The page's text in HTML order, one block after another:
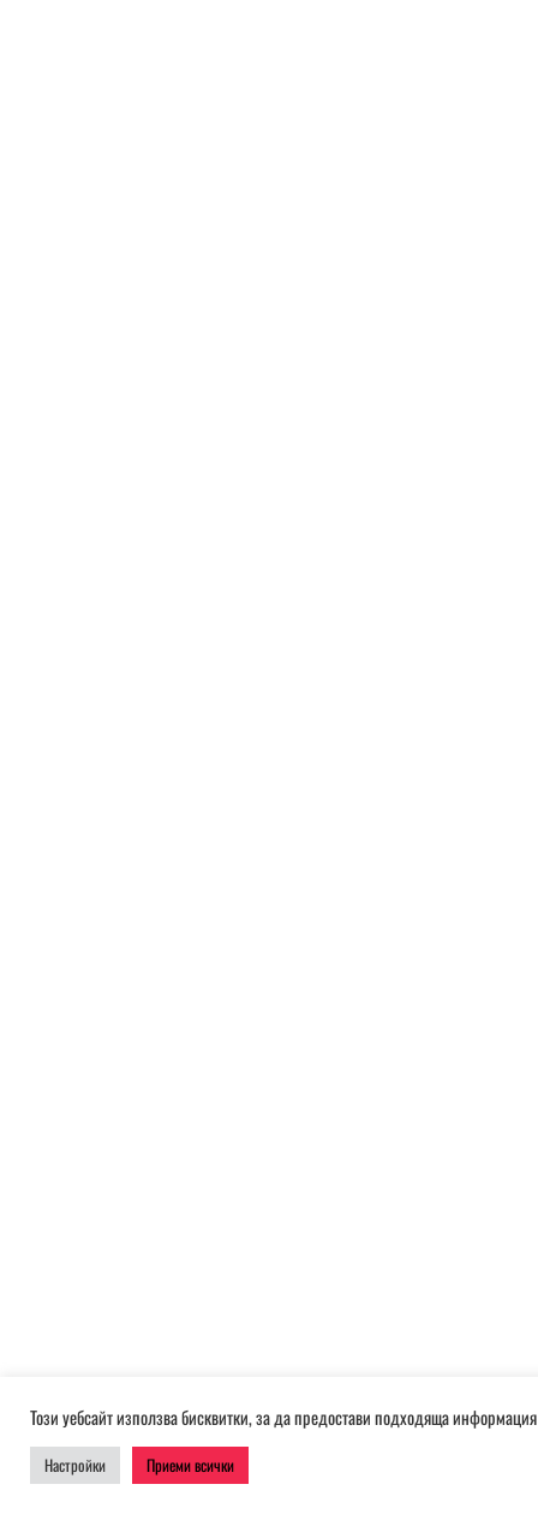
Този уебсайт използва бисквитки, за да предостави подходяща
Настройки Приеми всички